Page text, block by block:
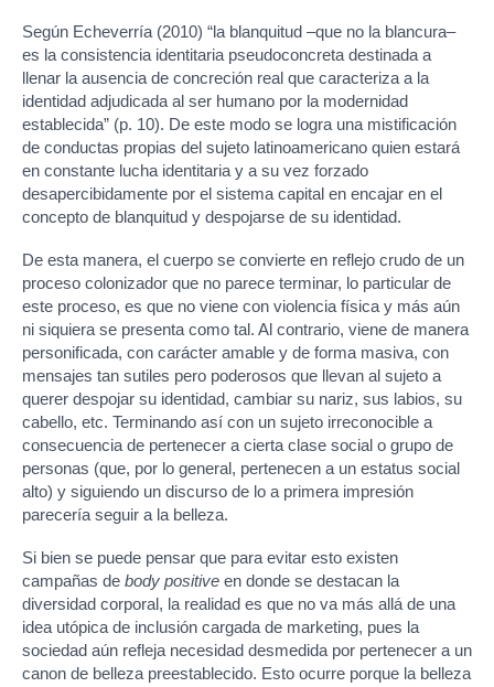
Según Echeverría (2010) “la blanquitud –que no la blancura–
es la consistencia identitaria pseudoconcreta destinada a
llenar la ausencia de concreción real que caracteriza a la
identidad adjudicada al ser humano por la modernidad
establecida” (p. 10). De este modo se logra una mistificación
de conductas propias del sujeto latinoamericano quien estará
en constante lucha identitaria y a su vez forzado
desapercibidamente por el sistema capital en encajar en el
concepto de blanquitud y despojarse de su identidad.
De esta manera, el cuerpo se convierte en reflejo crudo de un
proceso colonizador que no parece terminar, lo particular de
este proceso, es que no viene con violencia física y más aún
ni siquiera se presenta como tal. Al contrario, viene de manera
personificada, con carácter amable y de forma masiva, con
mensajes tan sutiles pero poderosos que llevan al sujeto a
querer despojar su identidad, cambiar su nariz, sus labios, su
cabello, etc. Terminando así con un sujeto irreconocible a
consecuencia de pertenecer a cierta clase social o grupo de
personas (que, por lo general, pertenecen a un estatus social
alto) y siguiendo un discurso de lo a primera impresión
parecería seguir a la belleza.
Si bien se puede pensar que para evitar esto existen
campañas de body positive en donde se destacan la
diversidad corporal, la realidad es que no va más allá de una
idea utópica de inclusión cargada de marketing, pues la
sociedad aún refleja necesidad desmedida por pertenecer a un
canon de belleza preestablecido. Esto ocurre porque la belleza